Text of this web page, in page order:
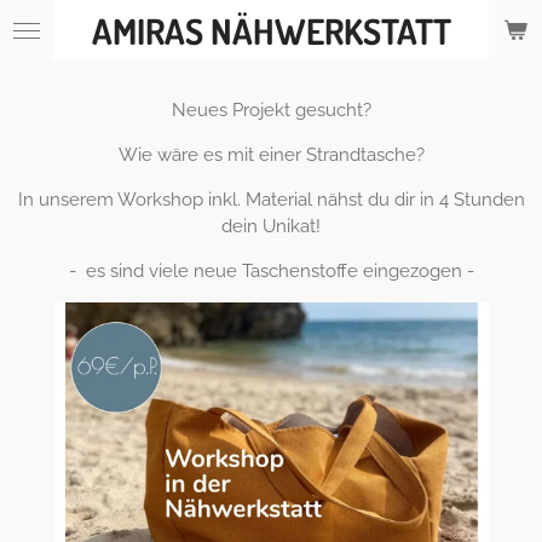
Zum
HauptinhaltAMIRAS NÄHWERKSTATT
Neues Projekt gesucht?
Wie wäre es mit einer Strandtasche?
In unserem Workshop inkl. Material nähst du dir in 4 Stunden
dein Unikat!
- es sind viele neue Taschenstoffe eingezogen -